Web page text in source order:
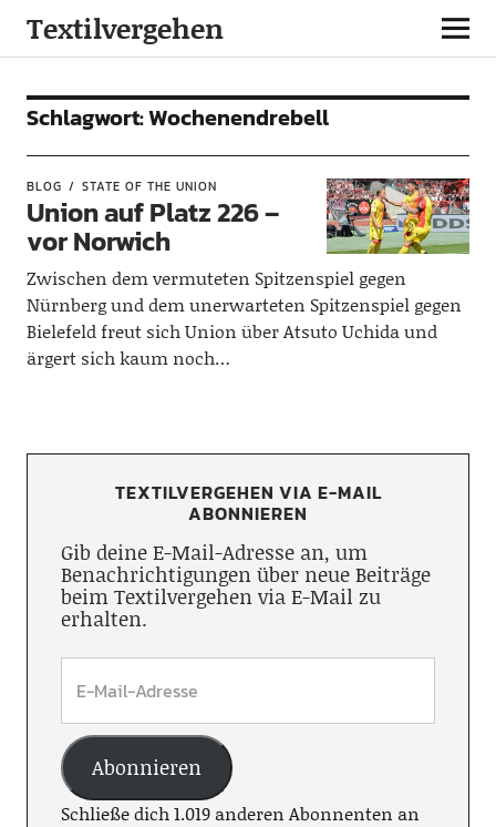
Textilvergehen
Schlagwort:Wochenendrebell
BLOG STATE OF THE UNION
Union auf Platz 226 –
vor Norwich
Zwischen dem vermuteten Spitzenspiel gegen
Nürnberg und dem unerwarteten Spitzenspiel gegen
Bielefeld freut sich Union über Atsuto Uchida und
ärgert sich kaum noch…
TEXTILVERGEHEN VIA E-MAIL
ABONNIEREN
Gib deine E-Mail-Adresse an, um
Benachrichtigungen über neue Beiträge
beim Textilvergehen via E-Mail zu
erhalten.
Abonnieren
Schließe dich 1.019 anderen Abonnenten an